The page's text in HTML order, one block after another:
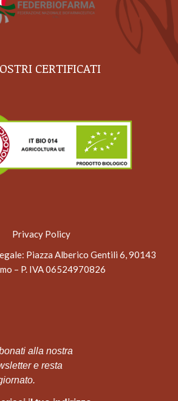
CERTIFICATI
Privacy Policy
: Piazza Alberico Gentili 6, 90143
– P. IVA 06524970826